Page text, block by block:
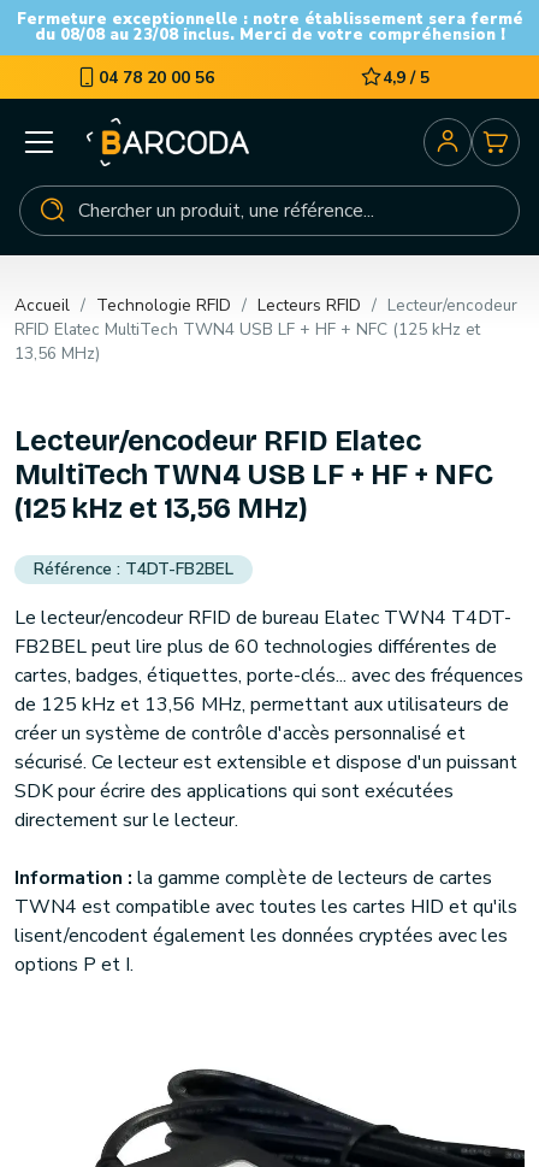
Fermeture exceptionnelle : notre établissement sera fermé
du 08/08 au 23/08 inclus. Merci de votre compréhension !
04 78 20 00 56 4,9 / 5
Accueil Technologie RFID Lecteurs RFID
Lecteur/encodeur
RFID Elatec MultiTech TWN4 USB LF + HF + NFC (125 kHz et
13,56 MHz)
Lecteur/encodeur RFID Elatec
MultiTech TWN4 USB LF + HF + NFC
(125 kHz et 13,56 MHz)
T4DT-FB2BEL
Le lecteur/encodeur RFID de bureau Elatec TWN4 T4DT-
FB2BEL peut lire plus de 60 technologies différentes de
cartes, badges, étiquettes, porte-clés... avec des fréquences
de 125 kHz et 13,56 MHz, permettant aux utilisateurs de
créer un système de contrôle d'accès personnalisé et
sécurisé. Ce lecteur est extensible et dispose d'un puissant
SDK pour écrire des applications qui sont exécutées
directement sur le lecteur.
Information : la gamme complète de lecteurs de cartes
TWN4 est compatible avec toutes les cartes HID et qu'ils
lisent/encodent également les données cryptées avec les
options P et I.